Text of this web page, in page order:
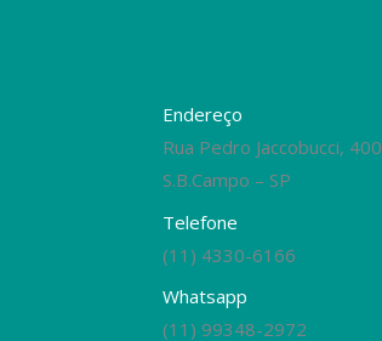
Endereço
Rua Pedro Jaccobucci, 400
S.B.Campo – SP
Telefone
(11) 4330-6166
Whatsapp
(11) 99348-2972